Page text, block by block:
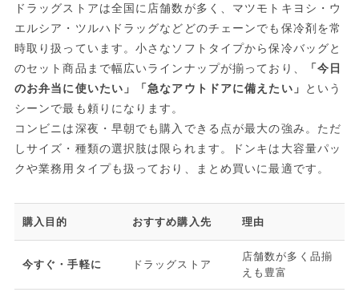
ドラッグストアは全国に店舗数が多く、マツモトキヨシ・ウ
エルシア・ツルハドラッグなどどのチェーンでも保冷剤を常
時取り扱っています。小さなソフトタイプから保冷バッグと
のセット商品まで幅広いラインナップが揃っており、
「今日
のお弁当に使いたい」「急なアウトドアに備えたい」
という
シーンで最も頼りになります。
コンビニは深夜・早朝でも購入できる点が最大の強み。ただ
しサイズ・種類の選択肢は限られます。ドンキは大容量パッ
クや業務用タイプも扱っており、まとめ買いに最適です。
購入目的 おすすめ購入先 理由
今すぐ・手軽に ドラッグストア
店舗数が多く品揃
えも豊富